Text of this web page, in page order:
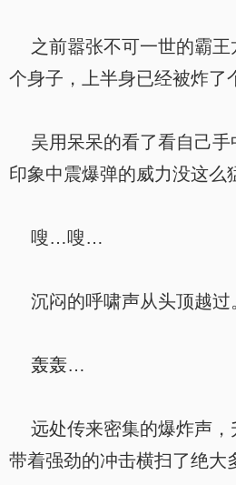
之前嚣张不可一世的霸王
个身子，上半身已经被炸了
吴用呆呆的看了看自己手
印象中震爆弹的威力没这么
嗖…嗖…
沉闷的呼啸声从头顶越过
轰轰…
远处传来密集的爆炸声，
带着强劲的冲击横扫了绝大